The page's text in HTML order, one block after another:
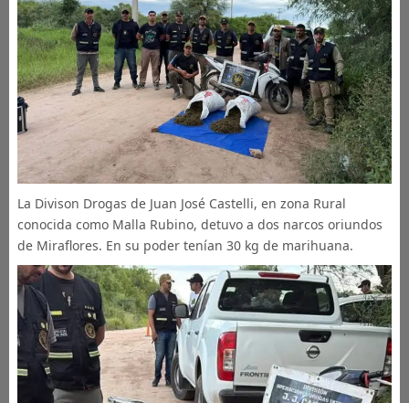
La Divison Drogas de Juan José Castelli, en zona Rural
conocida como Malla Rubino, detuvo a dos narcos oriundos
de Miraflores. En su poder tenían 30 kg de marihuana.